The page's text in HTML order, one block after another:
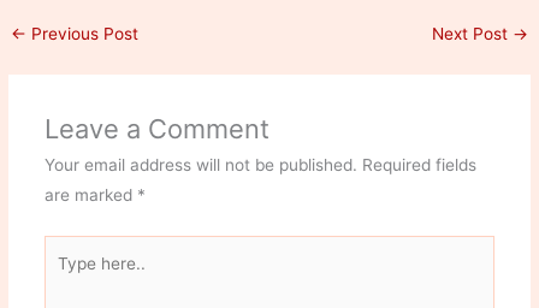
← Previous Post Next Post →
Leave a Comment
Your email address will not be published. Required fields
are marked *
here..